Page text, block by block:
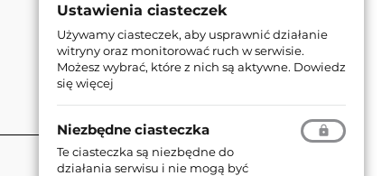
Ustawienia ciasteczek
Używamy ciasteczek, aby usprawnić działanie
witryny oraz monitorować ruch w serwisie.
Możesz wybrać, które z nich są aktywne. Dowiedz
się więcej
Niezbędne ciasteczka
Te ciasteczka są niezbędne do
działania serwisu i nie mogą być